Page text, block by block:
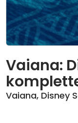
Vaiana:
Vaiana, Disney